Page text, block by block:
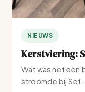
NIEUWS
Kerstviering:
Wat was het een
stroomde bij Set-